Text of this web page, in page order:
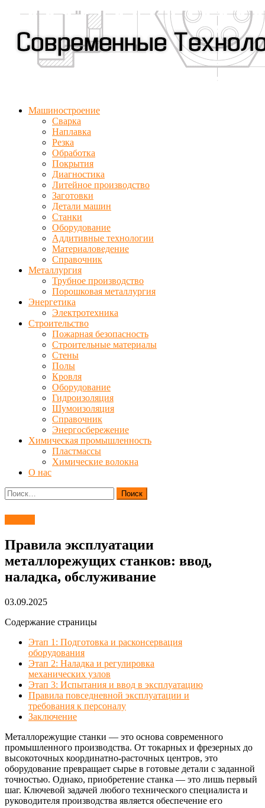
Машиностроение
Сварка
Наплавка
Резка
Обработка
Покрытия
Диагностика
Литейное производство
Заготовки
Детали машин
Станки
Оборудование
Аддитивные технологии
Материаловедение
Справочник
Металлургия
Трубное производство
Порошковая металлургия
Энергетика
Электротехника
Строительство
Пожарная безопасность
Строительные материалы
Стены
Полы
Кровля
Оборудование
Гидроизоляция
Шумоизоляция
Справочник
Энергосбережение
Химическая промышленность
Пластмассы
Химические волокна
О нас
Найти:
Правила эксплуатации
металлорежущих станков: ввод,
наладка, обслуживание
03.09.2025
Содержание страницы
Этап 1: Подготовка и расконсервация
оборудования
Этап 2: Наладка и регулировка
механических узлов
Этап 3: Испытания и ввод в эксплуатацию
Правила повседневной эксплуатации и
требования к персоналу
Заключение
Металлорежущие станки — это основа современного
промышленного производства. От токарных и фрезерных до
высокоточных координатно-расточных центров, это
оборудование превращает сырье в готовые детали с заданной
точностью. Однако, приобретение станка — это лишь первый
шаг. Ключевой задачей любого технического специалиста и
руководителя производства является обеспечение его